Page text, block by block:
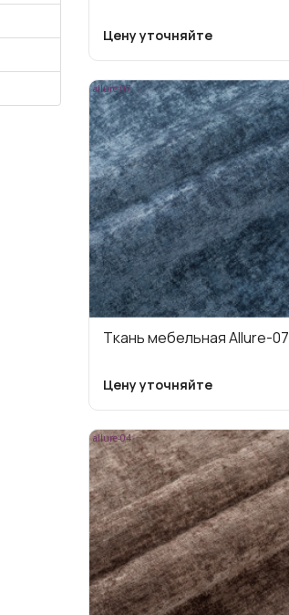
Цену уточняйте
allure-07
Ткань мебельная Allure-07
Цену уточняйте
allure-04